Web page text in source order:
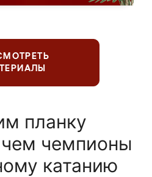
планку
чем чемпионы
катанию